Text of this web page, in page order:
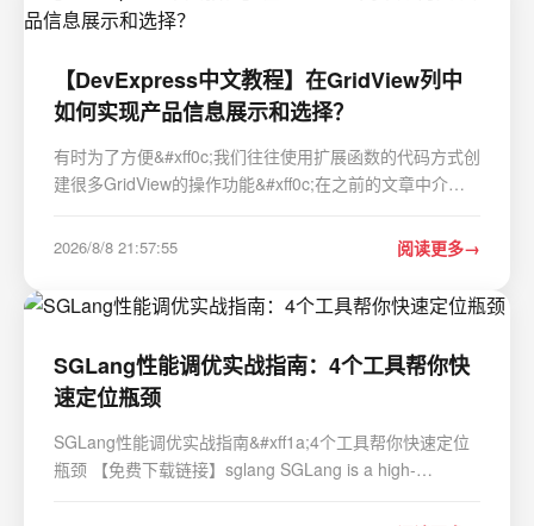
【DevExpress中文教程】在GridView列中
如何实现产品信息展示和选择？
有时为了方便&#xff0c;我们往往使用扩展函数的代码方式创
建很多GridView的操作功能&#xff0c;在之前的文章中介绍
DevExpress的GridView的列中&#xff0c;使用
RepositoryItemSearchLookUpEdit控件实现产品列表信息
的展示…
2026/8/8 21:57:55 阅读更多
SGLang性能调优实战指南：4个工具帮你快
速定位瓶颈
SGLang性能调优实战指南&#xff1a;4个工具帮你快速定位
瓶颈 【免费下载链接】sglang SGLang is a high-